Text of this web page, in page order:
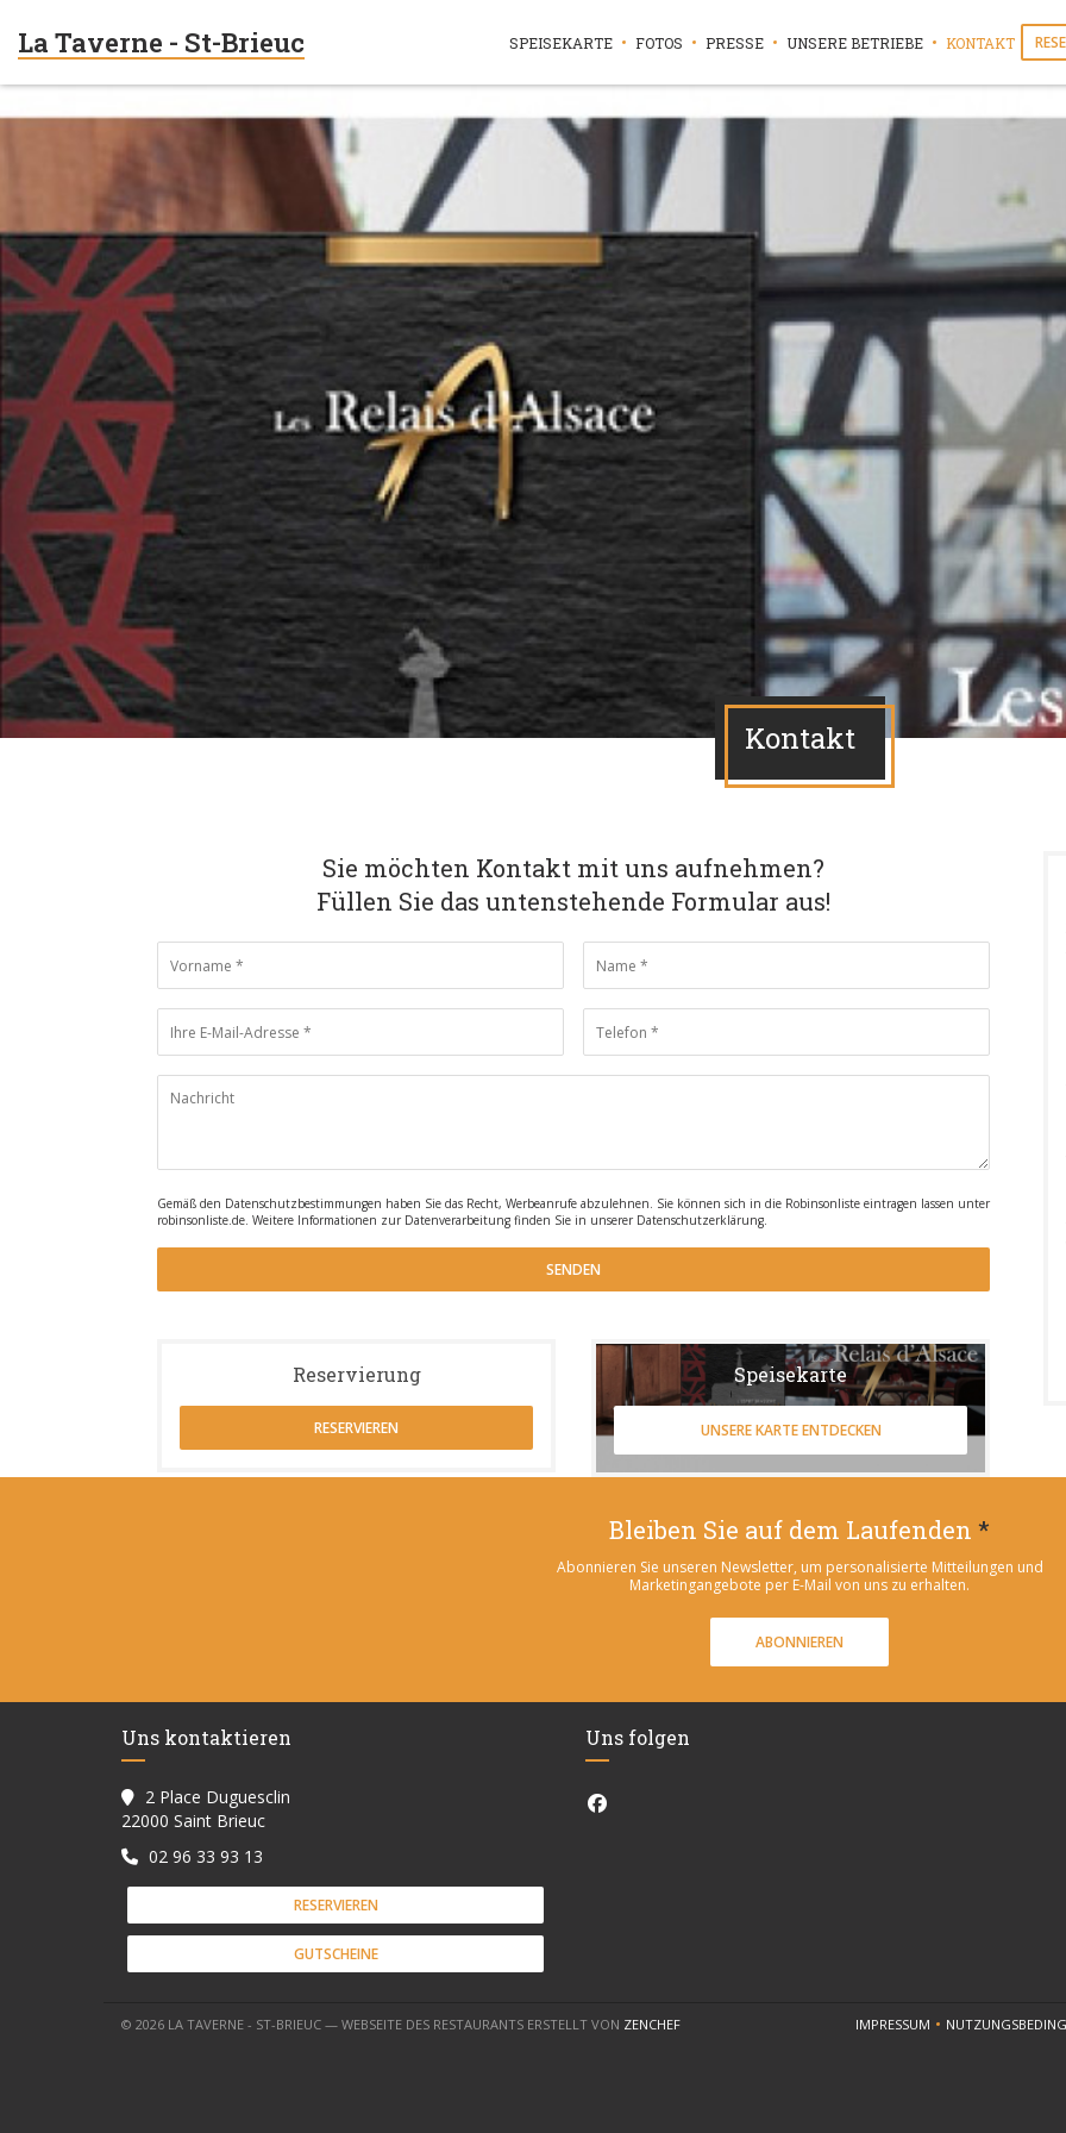
La Taverne - St-Brieuc SPEISEKARTE FOTOS PRESSE UNSERE BETRIEBE KONTAKT
Kontakt
Sie möchten Kontakt mit uns aufnehmen?
Füllen Sie das untenstehende Formular aus!
Gemäß den Datenschutzbestimmungen haben Sie das Recht, Werbeanrufe abzulehnen. Sie können sich in die Robinsonliste eintragen lassen unter
robinsonliste.de. Weitere Informationen zur Datenverarbeitung finden Sie in unserer Datenschutzerklärung.
Reservierung
RESERVIEREN
Speisekarte
UNSERE KARTE ENTDECKEN
Bleiben Sie auf dem Laufenden *
Abonnieren Sie unseren Newsletter, um personalisierte Mitteilungen und
Marketingangebote per E-Mail von uns zu erhalten.
ABONNIEREN
Uns kontaktieren
2 Place Duguesclin
22000 Saint Brieuc((öffnet ein neues Fenster))
02 96 33 93 13
RESERVIEREN
GUTSCHEINE
Uns folgen
Facebook ((öffnet ein neues Fenster))
© 2026 LA TAVERNE - ST-BRIEUC — WEBSEITE DES RESTAURANTS ERSTELLT VON ZENCHEF((ÖFFNET EIN NEUES FENSTER))IMPRESSUM((ÖFFNET EIN NEUES